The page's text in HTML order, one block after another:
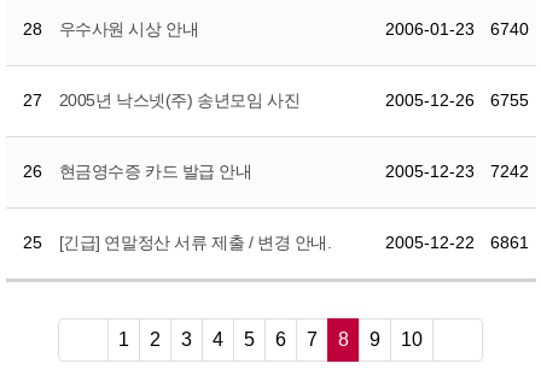
28 우수사원 시상 안내 2006-01-23 6740
27 2005년 낙스넷(주) 송년모임 사진 2005-12-26 6755
26 현금영수증 카드 발급 안내 2005-12-23 7242
25 [긴급] 연말정산 서류 제출 / 변경 안내. 2005-12-22 6861
1 2 3 4 5 6 7 8 9 10